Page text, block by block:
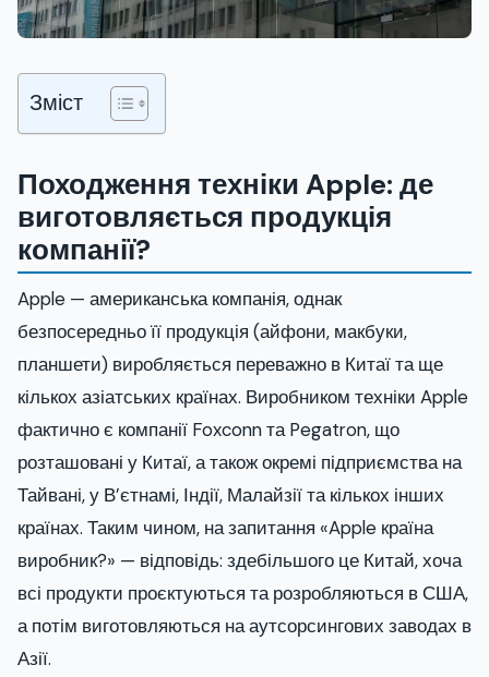
Зміст
Походження техніки Apple: де
виготовляється продукція
компанії?
Apple — американська компанія, однак
безпосередньо її продукція (айфони, макбуки,
планшети) виробляється переважно в Китаї та ще
кількох азіатських країнах. Виробником техніки Apple
фактично є компанії Foxconn та Pegatron, що
розташовані у Китаї, а також окремі підприємства на
Тайвані, у В’єтнамі, Індії, Малайзії та кількох інших
країнах. Таким чином, на запитання «Apple країна
виробник?» — відповідь: здебільшого це Китай, хоча
всі продукти проєктуються та розробляються в США,
а потім виготовляються на аутсорсингових заводах в
Азії.